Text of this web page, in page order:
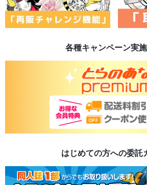
各種キャンペーン実施
はじめての方への委託